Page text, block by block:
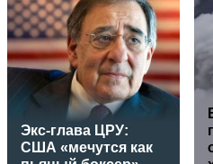
Экс-глава ЦРУ:
США «мечутся как